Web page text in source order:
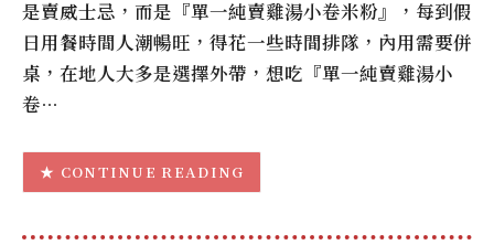
是賣威士忌，而是『單一純賣雞湯小卷米粉』，每到假
日用餐時間人潮暢旺，得花一些時間排隊，內用需要併
桌，在地人大多是選擇外帶，想吃『單一純賣雞湯小
卷…
CONTINUE READING